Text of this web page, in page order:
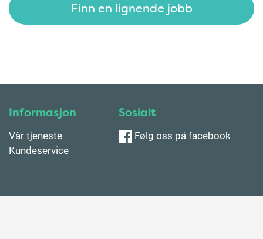
Finn en lignende jobb
Informasjon
Vår tjeneste
Kundeservice
Sosialt
Følg oss på facebook